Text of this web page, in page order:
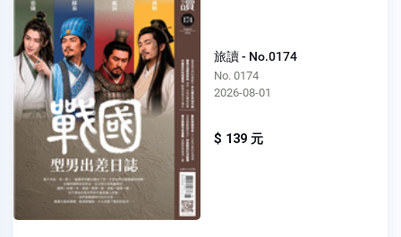
旅讀 - No.0174
No. 0174
2026-08-01
$ 139 元